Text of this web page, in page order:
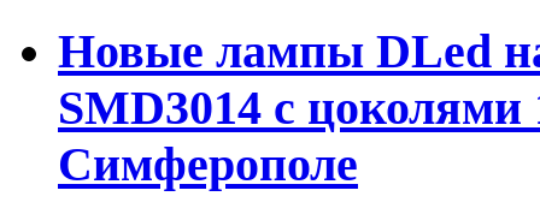
Новые лампы DLed
SMD3014 с цоколями
Симферополе